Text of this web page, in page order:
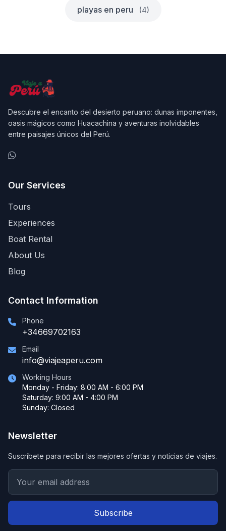
playas en peru (4)
Descubre el encanto del desierto peruano: dunas imponentes,
oasis mágicos como Huacachina y aventuras inolvidables
entre paisajes únicos del Perú.
Our Services
Tours
Experiences
Boat Rental
About Us
Blog
Contact Information
Phone
+34669702163
Email
info@viajeaperu.com
Working Hours
Monday - Friday: 8:00 AM - 6:00 PM
Saturday: 9:00 AM - 4:00 PM
Sunday: Closed
Newsletter
Suscríbete para recibir las mejores ofertas y noticias de viajes.
Subscribe